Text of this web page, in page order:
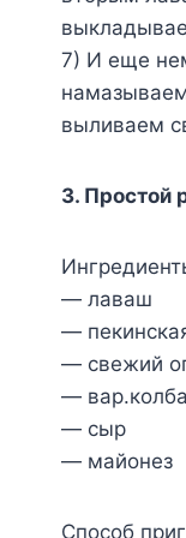
7) И еще
выливаем
3. Простой
— лаваш
—
— свежий
—
— сыр
— майонез
Способ